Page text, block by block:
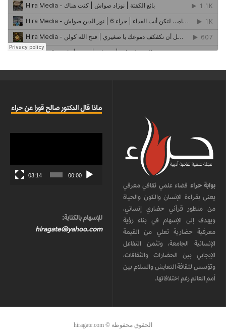
بوابة حراء فضاء علمي ثقافي معرفي
يعنى بقراءة الإنسان والكون والحياة
من منظور قرآني حضاري إنساني،
ويهدف إلى الإسهام في بناء رؤية
معرفية حضارية تعلي من القيمة
الإنسانية الجامعة، وتثمن التفاعل
الإيجابي بين الحضارات والثقافات،
وتؤسس لثقافة التعايش والسلام بين
أمم العالم رغم اختلافاتها.
ماذا قال الدكتور صالح قورا عن حراء
00:00
03:14
للإسهام بالكتابة:
hiragate@yahoo.com
الحقوق محفوظة © hiragate.com